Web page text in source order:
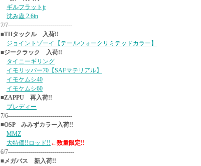
ギルフラットjr
沈み蟲 2.6in
7/7--------------------------------
■THタックル 入荷!!
ジョイントゾーイ【テールウォークリミテッドカラー】
■ジークラック 入荷!!
タイニーギリング
イモリッパー70【SAFマテリアル】
イモケムシ40
イモケムシ60
■ZAPPU 再入荷!!
ブレディー
7/6--------------------------------
■OSP みみずカラー入荷!!
MMZ
大特価!!ロッド!! ←数量限定!!
6/7---------------------------------
■メガバス 新入荷!!